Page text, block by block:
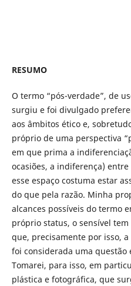
RESUMO
O termo “pós-verdade”, de
surgiu e foi divulgado
aos âmbitos ético e,
próprio de uma perspectiva
em que prima a
ocasiões, a indiferença)
esse espaço costuma estar
do que pela razão. Minha
alcances possíveis do termo
próprio status, o sensível
que, precisamente por isso,
foi considerada uma questão
Tomarei, para isso, em
plástica e fotográfica, que